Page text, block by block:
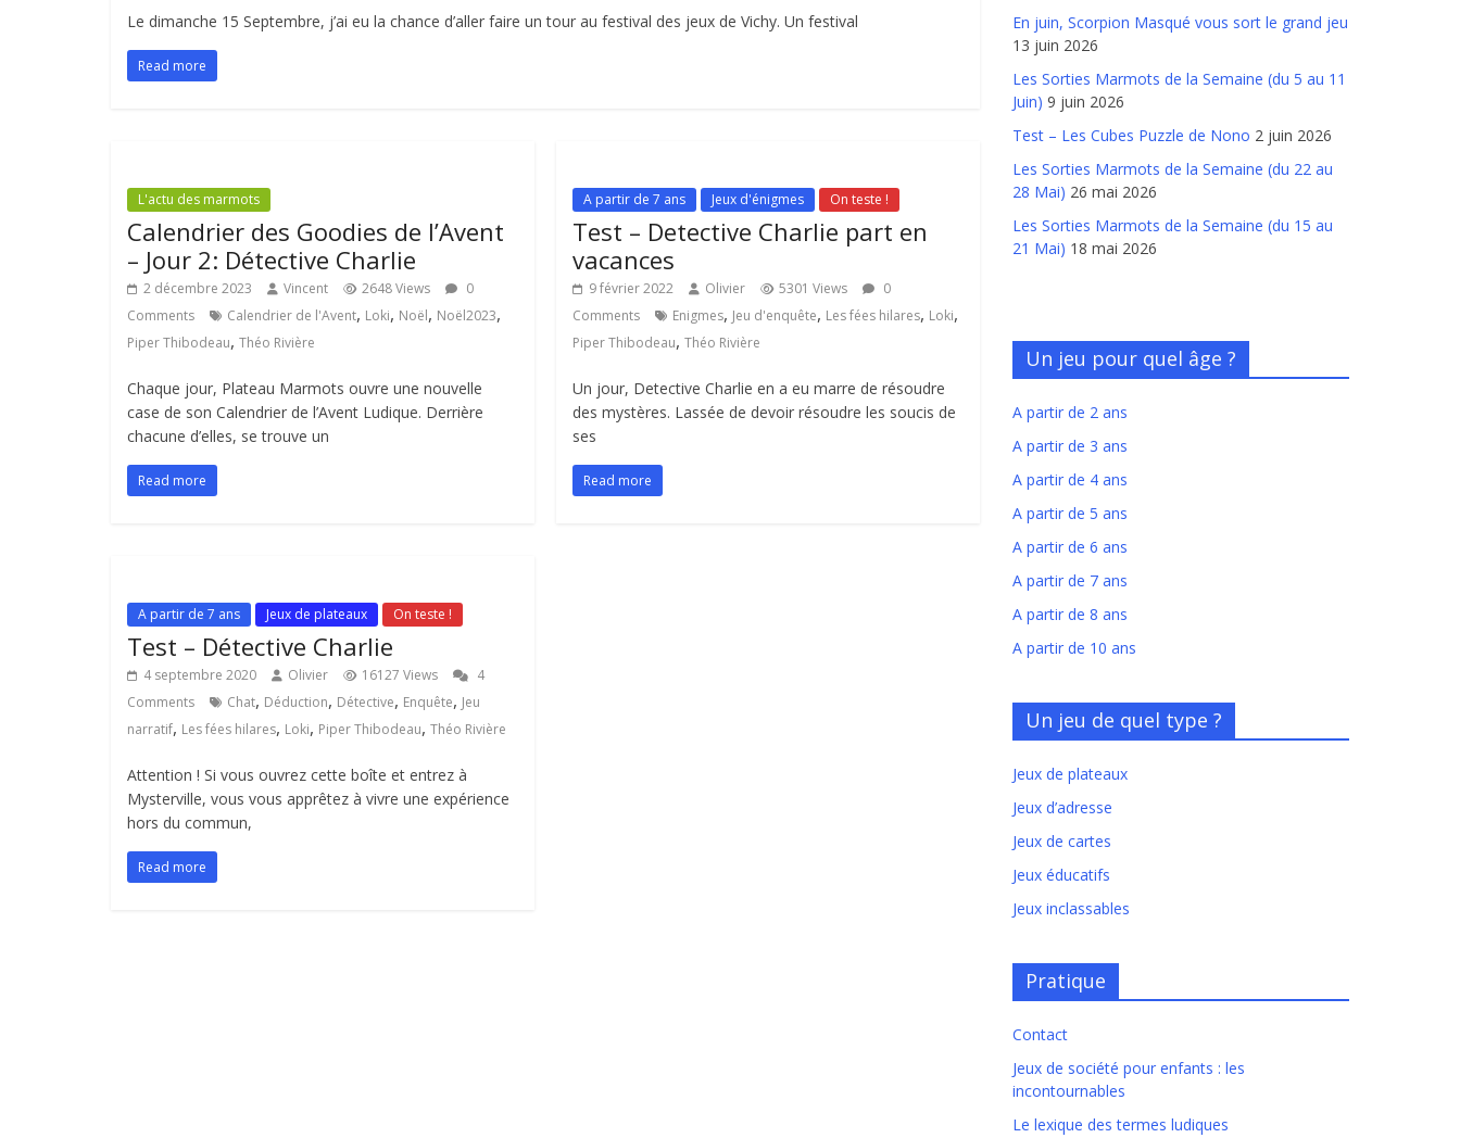
Le dimanche 15 Septembre, j’ai eu la chance d’aller faire un tour au festival des jeux de Vichy. Un festival
Read more
L'actu des marmots
Calendrier des Goodies de l’Avent
– Jour 2: Détective Charlie
2 décembre 2023 Vincent 2648 Views
0
Comments
Calendrier de l'Avent, Loki, Noël, Noël2023,
Piper Thibodeau, Théo Rivière
Chaque jour, Plateau Marmots ouvre une nouvelle
case de son Calendrier de l’Avent Ludique. Derrière
chacune d’elles, se trouve un
Read more
A partir de 7 ans Jeux d'énigmes On teste !
Test – Detective Charlie part en
vacances
9 février 2022 Olivier 5301 Views
0
Comments
Enigmes, Jeu d'enquête, Les fées hilares, Loki,
Piper Thibodeau,Théo Rivière
Un jour, Detective Charlie en a eu marre de résoudre
des mystères. Lassée de devoir résoudre les soucis de
ses
Read more
A partir de 7 ans Jeux de plateaux On teste !
Test – Détective Charlie
4 septembre 2020 Olivier 16127 Views
4
Comments
Chat, Déduction, Détective, Enquête, Jeu
narratif, Les fées hilares, Loki, Piper Thibodeau, Théo Rivière
Attention ! Si vous ouvrez cette boîte et entrez à
Mysterville, vous vous apprêtez à vivre une expérience
hors du commun,
Read more
En juin, Scorpion Masqué vous sort le grand jeu
13 juin 2026
Les Sorties Marmots de la Semaine (du 5 au 11
Juin) 9 juin 2026
Test – Les Cubes Puzzle de Nono 2 juin 2026
Les Sorties Marmots de la Semaine (du 22 au
28 Mai) 26 mai 2026
Les Sorties Marmots de la Semaine (du 15 au
21 Mai) 18 mai 2026
Un jeu pour quel âge ?
A partir de 2 ans
A partir de 3 ans
A partir de 4 ans
A partir de 5 ans
A partir de 6 ans
A partir de 7 ans
A partir de 8 ans
A partir de 10 ans
Un jeu de quel type ?
Jeux de plateaux
Jeux d’adresse
Jeux de cartes
Jeux éducatifs
Jeux inclassables
Pratique
Contact
Jeux de société pour enfants : les
incontournables
Le lexique des termes ludiques